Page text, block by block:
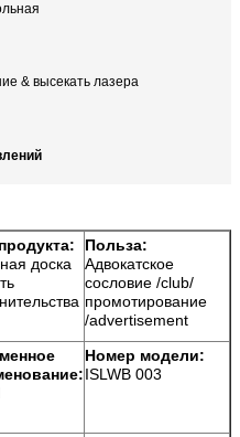
& высекать лазера
доска
Польза:
Адвокатское
сословие /club/
промотирование
/advertisement
Номер модели:
ISLWB 003